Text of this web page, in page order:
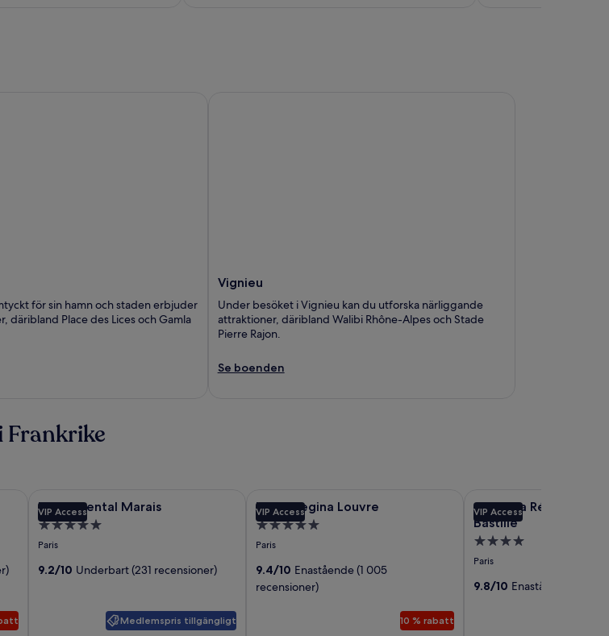
för sin hamn och staden erbjuder
däribland Place des Lices och Gamla
Vignieu
Under besöket i Vignieu kan du utforska närliggande
attraktioner, däribland Walibi Rhône-Alpes och Stade
Pierre Rajon.
Se boenden
Frankrike
Fotogalleri
för
Experimental
Marais
VIP Access
Experimental Marais
5.0-
stjärnigt
Paris
9.2/10 Underbart (231 recensioner)
Medlemspris tillgängligt
Fotogalleri
för
Hotel
Regina
Louvre
VIP Access
Hotel Regina Louvre
5.0-
stjärnigt
Paris
9.4/10 Enastående (1 005
recensioner)
10 % rabatt
Fotogalleri
för
Goralska
Résidences
Paris
VIP Access
Goralska Résidences
Bastille
4.0-
stjärnigt
Paris
9.8/10 Enastående (214